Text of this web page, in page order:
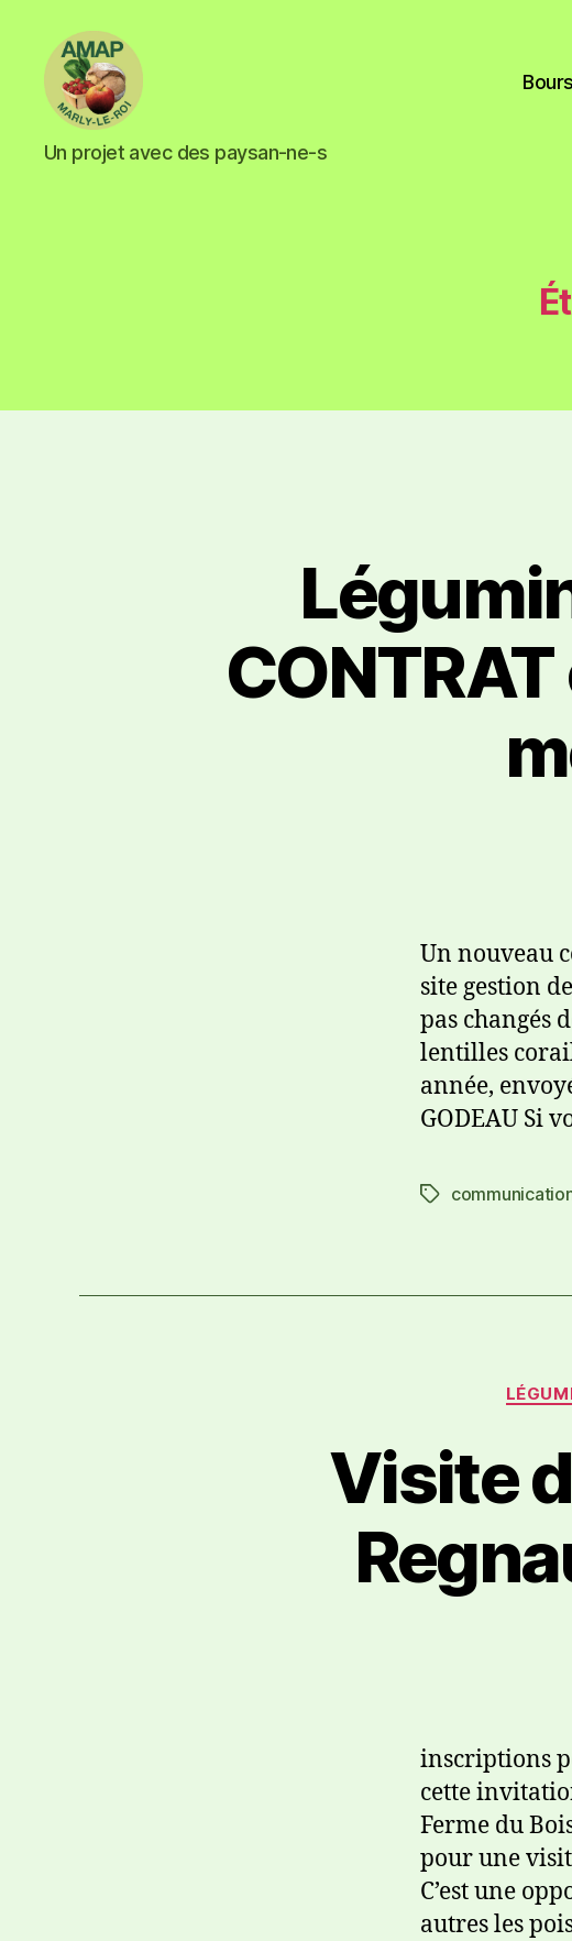
Un projet avec des paysan-ne-s
Un nouveau
site gestion
pas changés
lentilles
année,
GODEAU Si
Visite
inscriptions
cette
Ferme du
pour une
C’est une
autres les